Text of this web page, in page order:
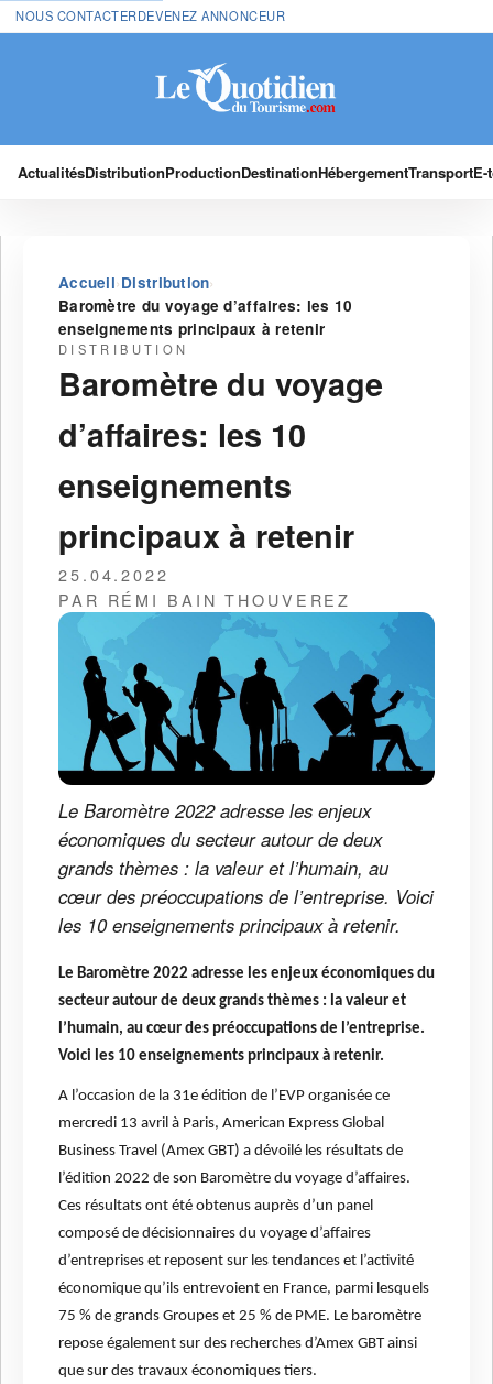
NOUS CONTACTERDEVENEZ ANNONCEUR
ActualitésDistributionProductionDestinationHébergementTransport
Accueil›Distribution›
Baromètre du voyage d’affaires: les 10
enseignements principaux à retenir
DISTRIBUTION
Baromètre du voyage
d’affaires: les 10
enseignements
principaux à retenir
25.04.2022
PAR RÉMI BAIN THOUVEREZ
Le Baromètre 2022 adresse les enjeux
économiques du secteur autour de deux
grands thèmes : la valeur et l’humain, au
cœur des préoccupations de l’entreprise. Voici
les 10 enseignements principaux à retenir.
Le Baromètre 2022 adresse les enjeux économiques du
secteur autour de deux grands thèmes : la valeur et
l’humain, au cœur des préoccupations de l’entreprise.
Voici les 10 enseignements principaux à retenir.
A l’occasion de la 31e édition de l’EVP organisée ce
mercredi 13 avril à Paris, American Express Global
Business Travel (Amex GBT) a dévoilé les résultats de
l’édition 2022 de son Baromètre du voyage d’affaires.
Ces résultats ont été obtenus auprès d’un panel
composé de décisionnaires du voyage d’affaires
d’entreprises et reposent sur les tendances et l’activité
économique qu’ils entrevoient en France, parmi lesquels
75 % de grands Groupes et 25 % de PME. Le baromètre
repose également sur des recherches d’Amex GBT ainsi
que sur des travaux économiques tiers.